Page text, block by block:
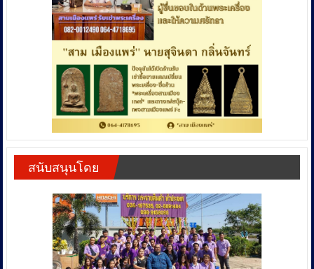
สนับสนุนโดย